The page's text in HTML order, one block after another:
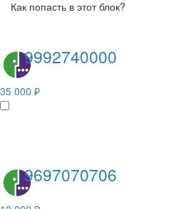
Как попасть в этот блок?
9992740000
35 000 ₽
9697070706